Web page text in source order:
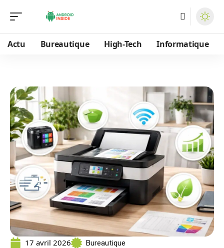
Actu Bureautique High-Tech Informatique
17 avril 2026 Bureautique